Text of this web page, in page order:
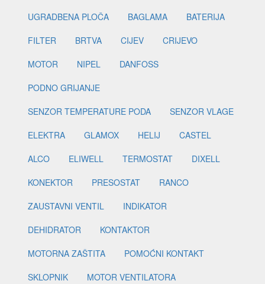
UGRADBENA PLOČA
BAGLAMA
BATERIJA
FILTER
BRTVA CIJEV
CRIJEVO
MOTOR
NIPEL
DANFOSS
PODNO GRIJANJE
SENZOR TEMPERATURE PODA
SENZOR VLAGE
ELEKTRA
GLAMOX HELIJ
CASTEL
ALCO
ELIWELL TERMOSTAT
DIXELL
KONEKTOR
PRESOSTAT
RANCO
ZAUSTAVNI VENTIL
INDIKATOR
DEHIDRATOR
KONTAKTOR
MOTORNA ZAŠTITA
POMOĆNI KONTAKT
SKLOPNIK
MOTOR VENTILATORA